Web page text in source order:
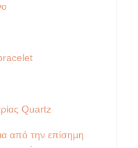
Quartz
από την επίσημη